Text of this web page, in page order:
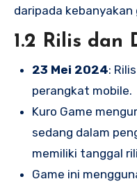
daripada kebanyakan
1.2 Rilis dan
23 Mei 2024:
perangkat mobile.
Kuro Game
sedang dalam
memiliki tanggal
Game ini